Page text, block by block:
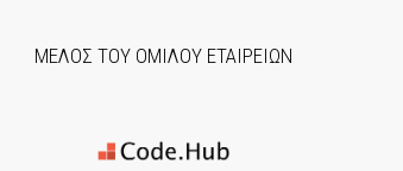
ΜΕΛΟΣ ΤΟΥ ΟΜΙΛΟΥ ΕΤΑΙΡΕΙΩΝ